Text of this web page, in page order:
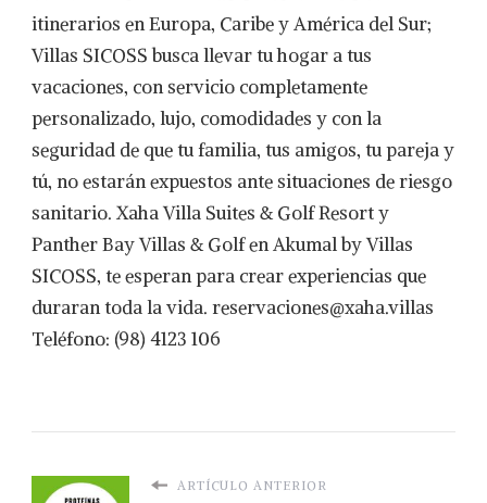
itinerarios en Europa, Caribe y América del Sur;
Villas SICOSS busca llevar tu hogar a tus
vacaciones, con servicio completamente
personalizado, lujo, comodidades y con la
seguridad de que tu familia, tus amigos, tu pareja y
tú, no estarán expuestos ante situaciones de riesgo
sanitario. Xaha Villa Suites & Golf Resort y
Panther Bay Villas & Golf en Akumal by Villas
SICOSS, te esperan para crear experiencias que
duraran toda la vida. reservaciones@xaha.villas
Teléfono: (98) 4123 106
ARTÍCULO ANTERIOR